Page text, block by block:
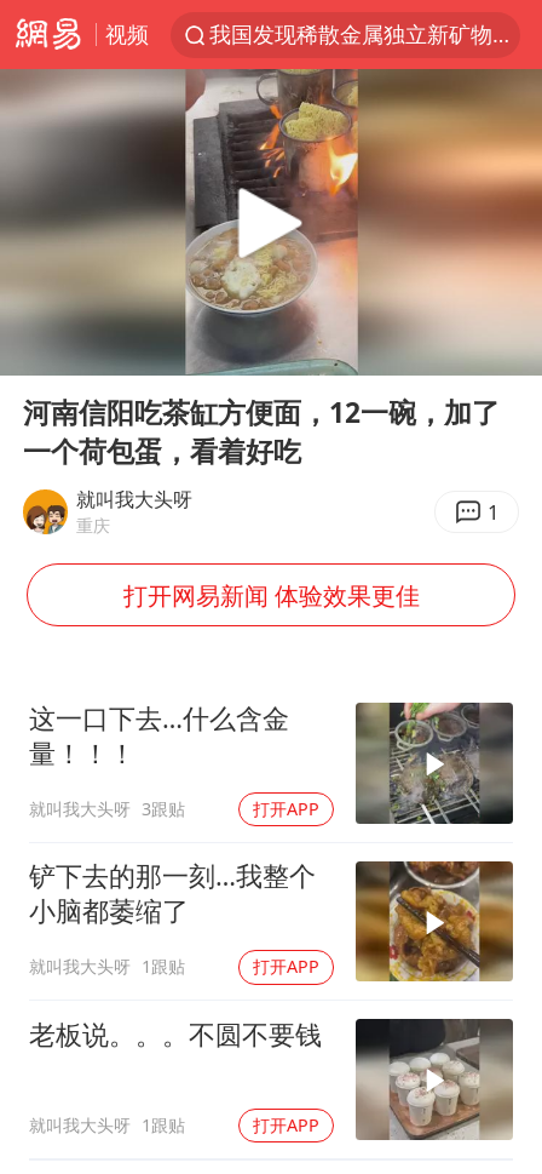
视频
我国发现稀散金属独立新矿物——乌斯河锗矿
上海鼓励居家办公
多地银行上调存款利率
新疆生产建设兵团生态环境局原局长被查
朱一龙的鼻子怎么了
5万元以下微型代步车集体遇冷
大疆错失宇树
费大厨口号更改 不再宣传小炒肉大王
周星驰妈妈现身香港首映礼
上海地铁4条线路全线停运
4.2平卫生间补漏注胶花1.55万
“还不如不放假”
从科技创新看开局起步的时与势
Play
河南信阳吃茶缸方便面，12一碗，加了
一个荷包蛋，看着好吃
就叫我大头呀
重庆 1
打开网易新闻 体验效果更佳
这一口下去…什么含金
量！！！
就叫我大头呀 3跟贴 打开APP
铲下去的那一刻…我整个
小脑都萎缩了
就叫我大头呀 1跟贴 打开APP
老板说。。。不圆不要钱
就叫我大头呀 1跟贴 打开APP